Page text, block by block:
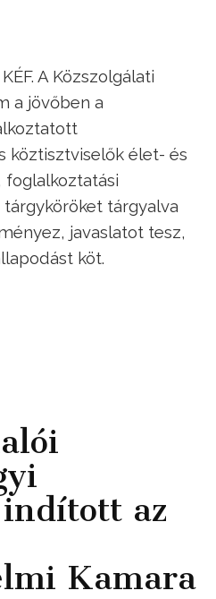
A Közszolgálati
a jövőben a
köztisztviselők élet- és
tárgyalva
javaslatot tesz,
köt.
az
Kamara